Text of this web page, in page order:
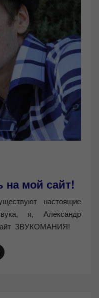
на мой сайт!
настоящие
я, Александр
ЗВУКОМАНИЯ!